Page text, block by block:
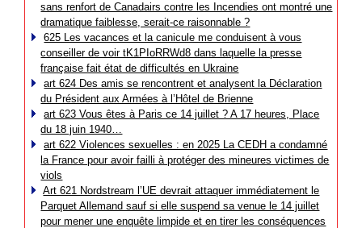
sans renfort de Canadairs contre les Incendies ont montré une
dramatique faiblesse, serait-ce raisonnable ?
625 Les vacances et la canicule me conduisent à vous
conseiller de voir tK1PIoRRWd8 dans laquelle la presse
française fait état de difficultés en Ukraine
art 624 Des amis se rencontrent et analysent la Déclaration
du Président aux Armées à l’Hôtel de Brienne
art 623 Vous êtes à Paris ce 14 juillet ? A 17 heures, Place
du 18 juin 1940…
art 622 Violences sexuelles : en 2025 La CEDH a condamné
la France pour avoir failli à protéger des mineures victimes de
viols
Art 621 Nordstream l’UE devrait attaquer immédiatement le
Parquet Allemand sauf si elle suspend sa venue le 14 juillet
pour mener une enquête limpide et en tirer les conséquences